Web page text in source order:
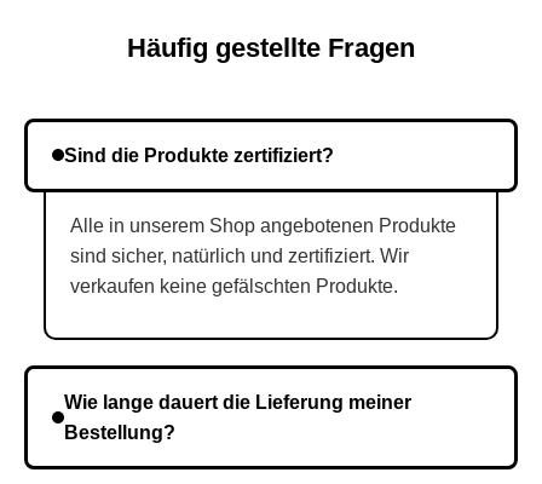
Häufig gestellte Fragen
Sind die Produkte zertifiziert?
Alle in unserem Shop angebotenen Produkte
sind sicher, natürlich und zertifiziert. Wir
verkaufen keine gefälschten Produkte.
Wie lange dauert die Lieferung meiner
Bestellung?